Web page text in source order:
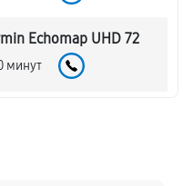
Echomap UHD 72
минут